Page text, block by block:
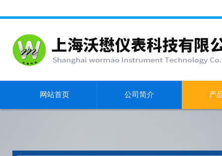
网站首页 公司简介 产